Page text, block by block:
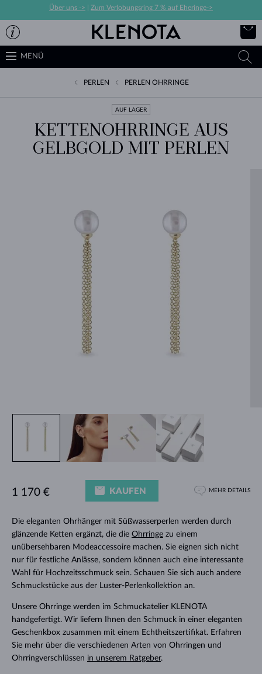
Über uns -> Zum Verlobungsring 7 % auf Eheringe->
MENÜ
PERLEN PERLEN OHRRINGE
AUF LAGER
KETTENOHRRINGE AUS
GELBGOLD MIT PERLEN
Die eleganten Ohrhänger mit Süßwasserperlen werden durch
glänzende Ketten ergänzt, die die Ohrringezu einem
unübersehbaren Modeaccessoire machen. Sie eignen sich nicht
nur für festliche Anlässe, sondern können auch eine interessante
Wahl für Hochzeitsschmuck sein. Schauen Sie sich auch andere
Schmuckstücke aus der Luster-Perlenkollektion an.
Unsere Ohrringe werden im Schmuckatelier KLENOTA
handgefertigt. Wir liefern Ihnen den Schmuck in einer eleganten
Geschenkbox zusammen mit einem Echtheitszertifikat. Erfahren
Sie mehr über die verschiedenen Arten von Ohrringen und
Ohrringverschlüssen in unserem Ratgeber.
1 170 € KAUFEN MEHR DETAILS